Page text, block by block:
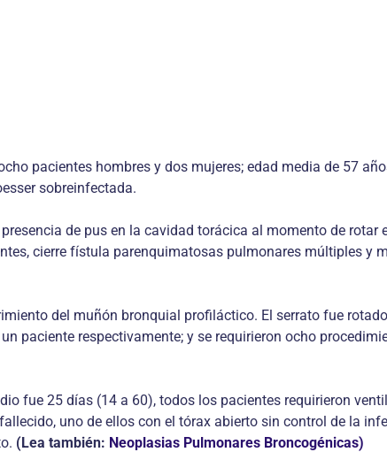
pacientes hombres y dos mujeres; edad media de 57
sobreinfectada.
de pus en la cavidad torácica al momento de
cierre fístula parenquimatosas pulmonares múltiples
del muñón bronquial profiláctico. El serrato fue
paciente respectivamente; y se requirieron ocho
fue 25 días (14 a 60), todos los pacientes requirieron
uno de ellos con el tórax abierto sin control de la
(Lea también: Neoplasias Pulmonares Broncogénicas)